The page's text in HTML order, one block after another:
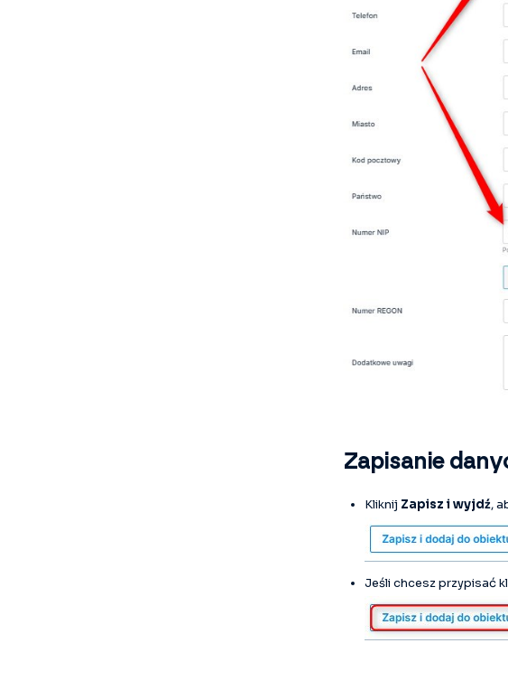
Zapisanie
Kliknij Zapisz i wyjdź,
Jeśli chcesz przypisać